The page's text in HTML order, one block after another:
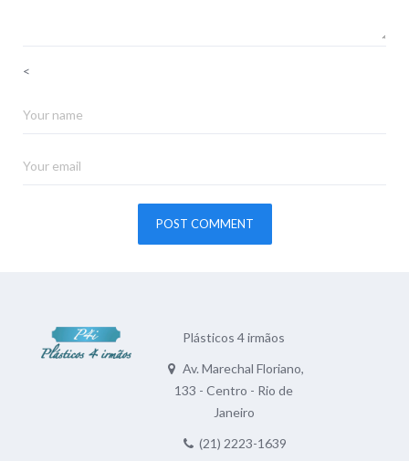
<
Plásticos 4 irmãos
Av. Marechal Floriano,
133 - Centro - Rio de
Janeiro
(21) 2223-1639